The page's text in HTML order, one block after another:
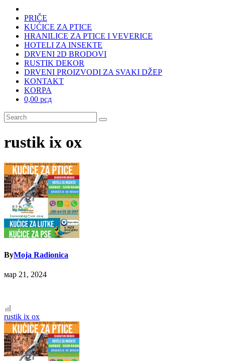
PRIČE
KUĆICE ZA PTICE
HRANILICE ZA PTICE I VEVERICE
HOTELI ZA INSEKTE
DRVENI 2D BRODOVI
RUSTIK DEKOR
DRVENI PROIZVODI ZA SVAKI DŽEP
KONTAKT
KORPA
0,00 рсд
rustik ix ox
ByMoja Radionica
мар 21, 2024
Кретање
чланка
rustik ix ox